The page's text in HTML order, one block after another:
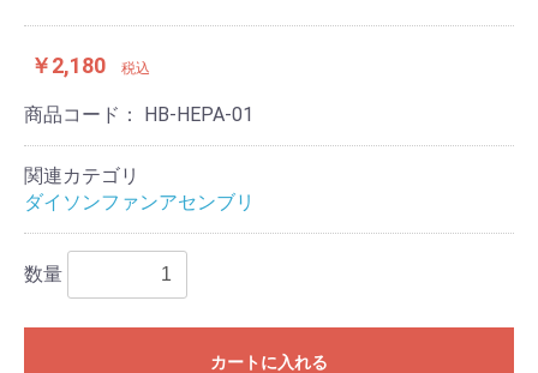
￥2,180 税込
商品コード： HB-HEPA-01
関連カテゴリ
ダイソンファンアセンブリ
数量
カートに入れる